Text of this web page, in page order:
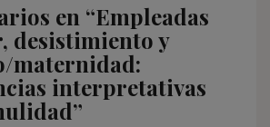
en “Empleadas
desistimiento y
maternidad:
interpretativas
”